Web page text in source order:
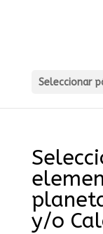
Seleccionar
y/o